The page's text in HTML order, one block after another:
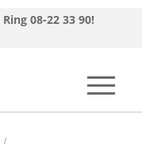
Ring 08-22 33 90!
/